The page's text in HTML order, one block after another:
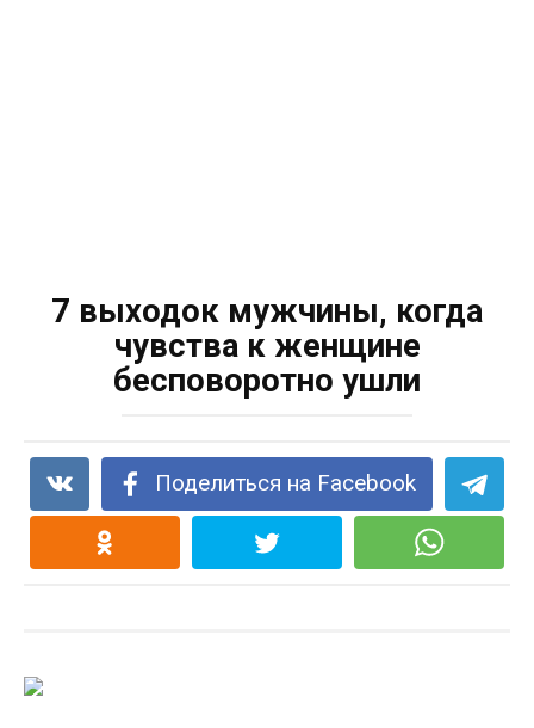
7 выходок мужчины, когда
чувства к женщине
бесповоротно ушли
Поделиться на Facebook